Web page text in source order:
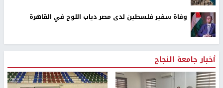
وفاة سفير فلسطين لدى مصر دياب اللوح في القاهرة
أخبار جامعة النجاح